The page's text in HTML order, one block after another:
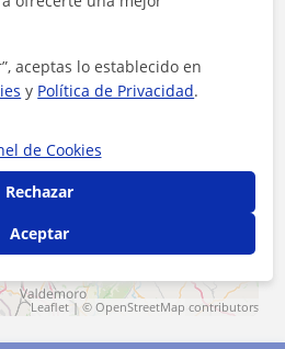
Leaflet | © OpenStreetMap contributors
aceptas lo establecido en
y Política de Privacidad.
de Cookies
Rechazar
Aceptar